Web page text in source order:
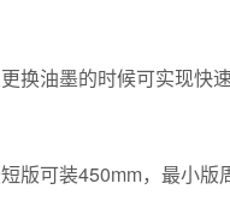
换油墨的时候可实现快
版可装450mm，最小